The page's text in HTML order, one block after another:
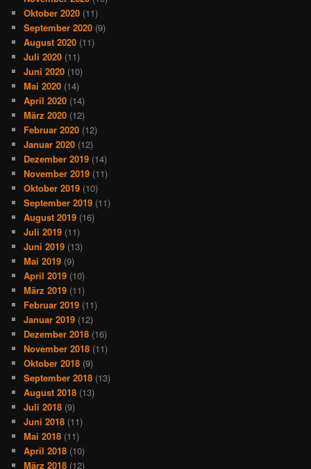
Oktober 2020 (11)
September 2020 (9)
August 2020 (11)
Juli 2020 (11)
Juni 2020 (10)
Mai 2020 (14)
April 2020 (14)
März 2020 (12)
Februar 2020 (12)
Januar 2020 (12)
Dezember 2019 (14)
November 2019 (11)
Oktober 2019 (10)
September 2019 (11)
August 2019 (16)
Juli 2019 (11)
Juni 2019 (13)
Mai 2019 (9)
April 2019 (10)
März 2019 (11)
Februar 2019 (11)
Januar 2019 (12)
Dezember 2018 (16)
November 2018 (11)
Oktober 2018 (9)
September 2018 (13)
August 2018 (13)
Juli 2018 (9)
Juni 2018 (11)
Mai 2018 (11)
April 2018 (10)
März 2018 (12)